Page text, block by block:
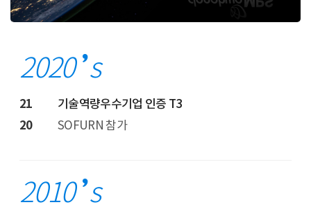
2020 s
21 기술역량우수기업 인증 T3
20 SOFURN 참가
2010 s